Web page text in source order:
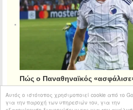
Αυτός ο ιστότοπος χρησιμοποιεί cookie από το
για την παροχή των υπηρεσιών του, για την
Πώς ο Παναθηναϊκός